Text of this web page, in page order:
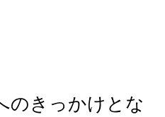
のきっかけとな